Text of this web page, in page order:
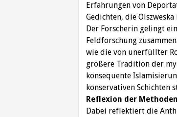
Erfahrungen von
Gedichten, die
Der Forscherin gelingt
Feldforschung
wie die von unerfüllter
größere Tradition der
konsequente
konservativen Schichten
Reflexion der Methoden
Dabei reflektiert die